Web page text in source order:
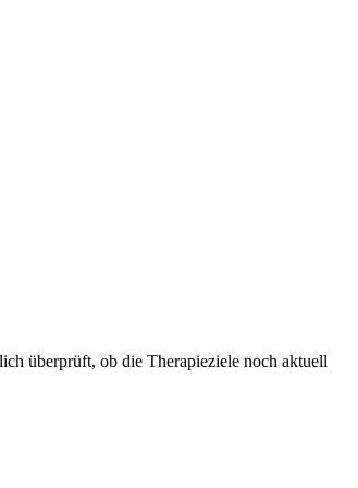
überprüft, ob die Therapieziele noch aktuell